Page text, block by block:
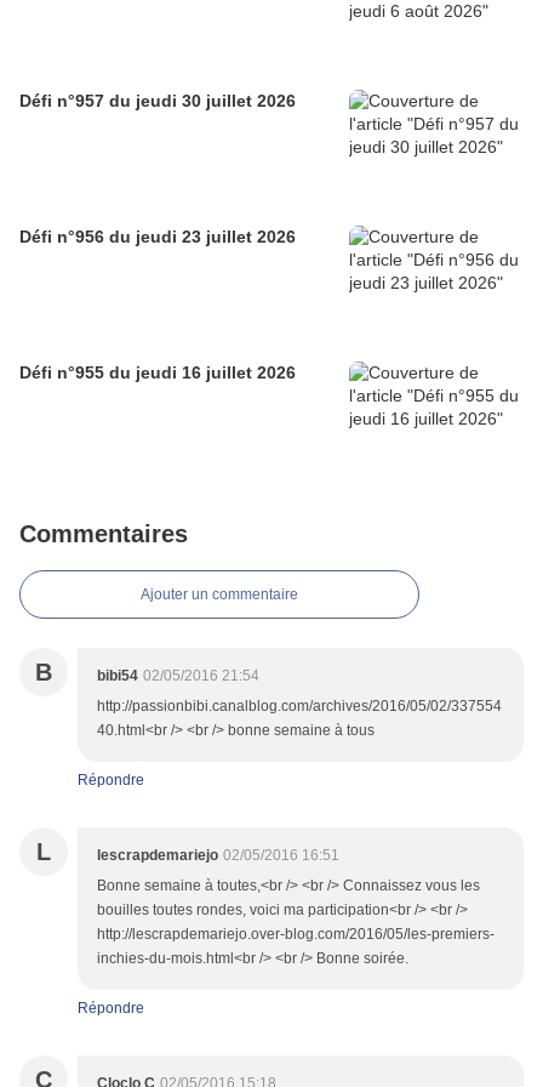
Défi n°957 du jeudi 30 juillet 2026
Défi n°956 du jeudi 23 juillet 2026
Défi n°955 du jeudi 16 juillet 2026
Commentaires
Ajouter un commentaire
B bibi54 02/05/2016 21:54
http://passionbibi.canalblog.com/archives/2016/05/02/337554
40.html<br /> <br /> bonne semaine à tous
Répondre
L lescrapdemariejo 02/05/2016 16:51
Bonne semaine à toutes,<br /> <br /> Connaissez vous les
bouilles toutes rondes, voici ma participation<br /> <br />
http://lescrapdemariejo.over-blog.com/2016/05/les-premiers-
inchies-du-mois.html<br /> <br /> Bonne soirée.
Répondre
C Cloclo C 02/05/2016 15:18